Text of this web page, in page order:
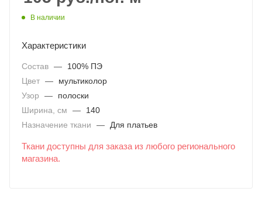
В наличии
Характеристики
Состав —
100% ПЭ
Цвет —
мультиколор
Узор
—
полоски
Ширина, см
—
140
Назначение ткани
— Для платьев
Ткани доступны для заказа из любого регионального
магазина.